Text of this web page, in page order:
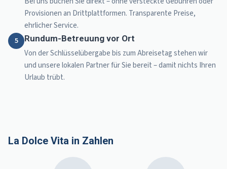
Provisionen an Drittplattformen. Transparente Preise,
ehrlicher Service.
5 Rundum-Betreuung vor Ort
Von der Schlüsselübergabe bis zum Abreisetag stehen wir
und unsere lokalen Partner für Sie bereit – damit nichts Ihren
Urlaub trübt.
La Dolce Vita in Zahlen